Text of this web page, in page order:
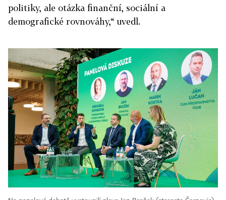
politiky, ale otázka finanční, sociální a
demografické rovnováhy,“ uvedl.